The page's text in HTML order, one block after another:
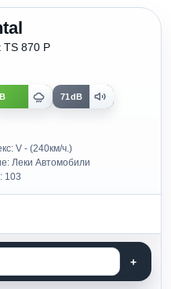
TS 870 P
B 71dB
V - (240км/ч.)
Леки Автомобили
103